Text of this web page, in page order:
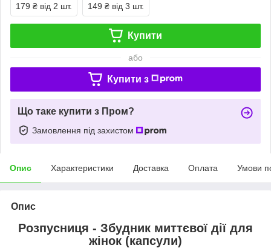
179 ₴ від 2 шт. 149 ₴ від 3 шт.
Купити
або
Купити з
Що таке купити з Пром?
Замовлення під захистом
Опис Характеристики Доставка Оплата Умови
Опис
Розпусниця - Збудник миттєвої дії для
жінок (капсули)